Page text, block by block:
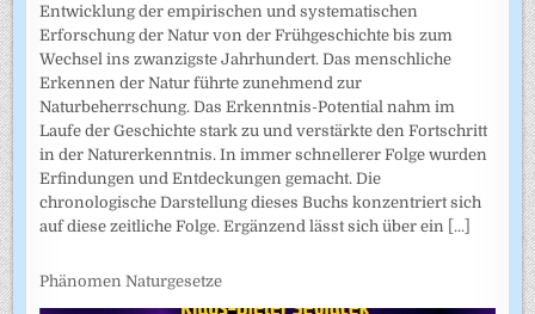
Entwicklung der empirischen und systematischen
Erforschung der Natur von der Frühgeschichte bis zum
Wechsel ins zwanzigste Jahrhundert. Das menschliche
Erkennen der Natur führte zunehmend zur
Naturbeherrschung. Das Erkenntnis-Potential nahm im
Laufe der Geschichte stark zu und verstärkte den Fortschritt
in der Naturerkenntnis. In immer schnellerer Folge wurden
Erfindungen und Entdeckungen gemacht. Die
chronologische Darstellung dieses Buchs konzentriert sich
auf diese zeitliche Folge. Ergänzend lässt sich über ein [...]
Phänomen Naturgesetze